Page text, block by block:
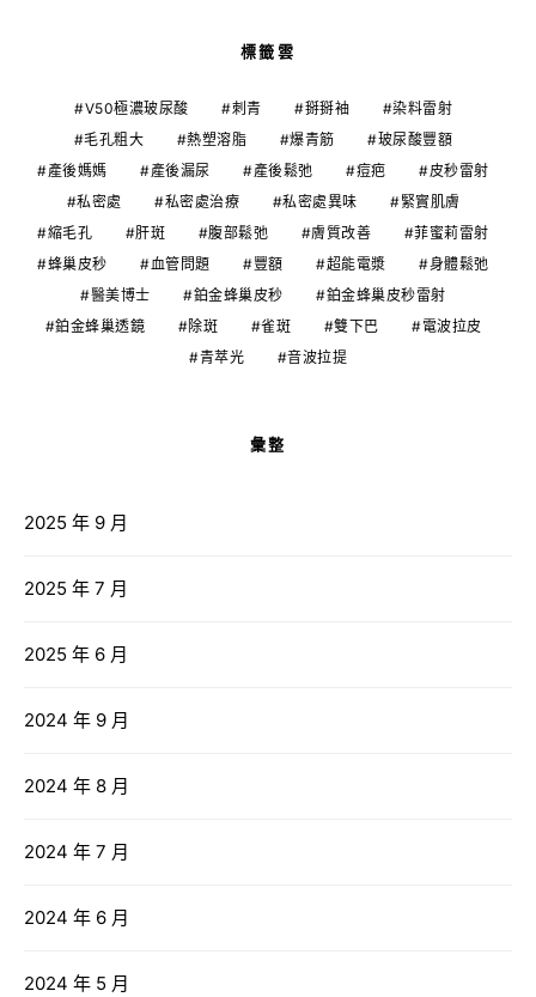
標籤雲
V50極濃玻尿酸 刺青 掰掰袖
染料雷射
毛孔粗大
熱塑溶脂 爆青筋
玻尿酸豐額
產後媽媽
產後漏尿 產後鬆弛 痘疤
皮秒雷射
私密處
私密處治療 私密處異味
緊實肌膚
縮毛孔
肝斑 腹部鬆弛 膚質改善
菲蜜莉雷射
蜂巢皮秒
血管問題 豐額 超能電漿
身體鬆弛
醫美博士
鉑金蜂巢皮秒
鉑金蜂巢皮秒雷射
鉑金蜂巢透鏡
除斑 雀斑 雙下巴
電波拉皮
青萃光
音波拉提
彙整
2025 年 9 月
2025 年 7 月
2025 年 6 月
2024 年 9 月
2024 年 8 月
2024 年 7 月
2024 年 6 月
2024 年 5 月